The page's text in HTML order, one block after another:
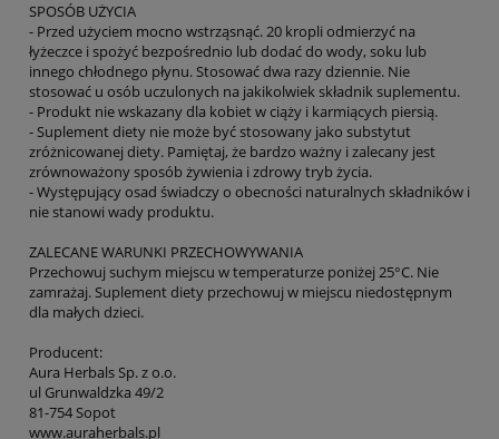
SPOSÓB UŻYCIA
- Przed użyciem mocno wstrząsnąć. 20 kropli odmierzyć na
łyżeczce i spożyć bezpośrednio lub dodać do wody, soku lub
innego chłodnego płynu. Stosować dwa razy dziennie. Nie
stosować u osób uczulonych na jakikolwiek składnik suplementu.
- Produkt nie wskazany dla kobiet w ciąży i karmiących piersią.
- Suplement diety nie może być stosowany jako substytut
zróżnicowanej diety. Pamiętaj, że bardzo ważny i zalecany jest
zrównoważony sposób żywienia i zdrowy tryb życia.
- Występujący osad świadczy o obecności naturalnych składników i
nie stanowi wady produktu.
ZALECANE WARUNKI PRZECHOWYWANIA
Przechowuj suchym miejscu w temperaturze poniżej 25°C. Nie
zamrażaj. Suplement diety przechowuj w miejscu niedostępnym
dla małych dzieci.
Producent:
Aura Herbals Sp. z o.o.
ul Grunwaldzka 49/2
81-754 Sopot
www.auraherbals.pl